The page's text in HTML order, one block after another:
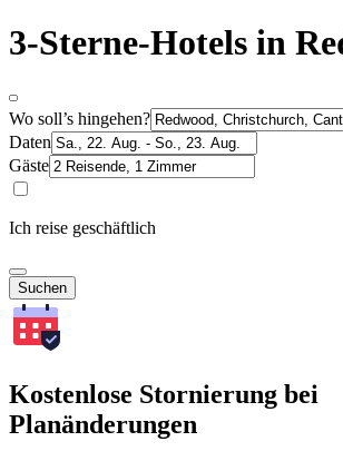
3-Sterne-Hotels in
Wo soll’s hingehen?
Daten
Gäste
Ich reise geschäftlich
Suchen
Kostenlose Stornierung bei
Planänderungen